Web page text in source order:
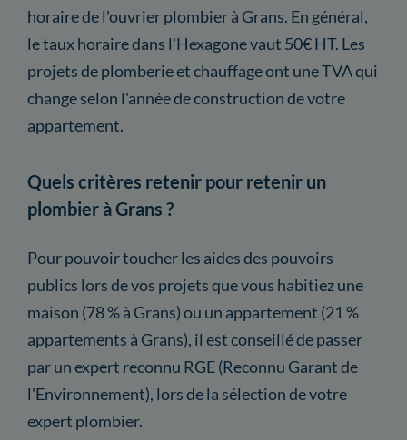
horaire de l'ouvrier plombier à Grans. En général,
le taux horaire dans l'Hexagone vaut 50€ HT. Les
projets de plomberie et chauffage ont une TVA qui
change selon l'année de construction de votre
appartement.
Quels critères retenir pour retenir un
plombier à Grans ?
Pour pouvoir toucher les aides des pouvoirs
publics lors de vos projets que vous habitiez une
maison (78 % à Grans) ou un appartement (21 %
appartements à Grans), il est conseillé de passer
par un expert reconnu RGE (Reconnu Garant de
l'Environnement), lors de la sélection de votre
expert plombier.